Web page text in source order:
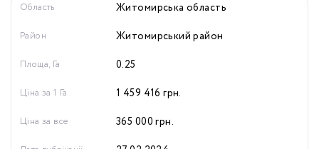
Область Житомирська область
Район Житомирський район
Площа, Га 0.25
Ціна за 1 Га 1 459 416 грн.
Ціна за все 365 000 грн.